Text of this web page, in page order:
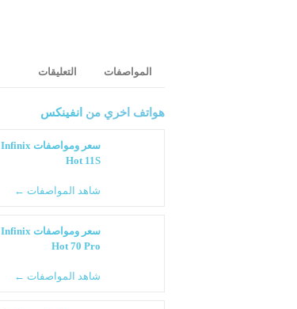
المواصفات التعليقات
هواتف اخري من انفينكس
سعر ومواصفات Infinix
Hot 11S
شاهد المواصفات ←
سعر ومواصفات Infinix
Hot 70 Pro
شاهد المواصفات ←